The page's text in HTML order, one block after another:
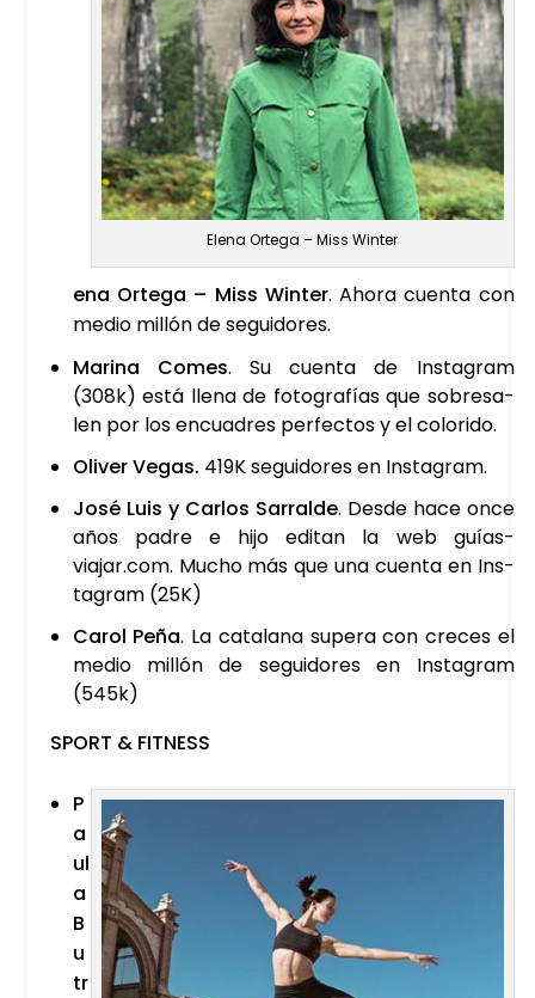
Ele­na Orte­ga – Miss Win­ter
e­na Orte­ga – Miss Win­ter. Aho­ra cuen­ta con
medio millón de segui­do­res.
Mari­na Comes. Su cuen­ta de Ins­ta­gram
(308k) está lle­na de foto­gra­fías que sobre­sa­
len por los encua­dres per­fec­tos y el colo­ri­do.
Oli­ver Vegas. 419K segui­do­res en Ins­ta­gram.
José Luis y Car­los Sarral­de. Des­de hace once
años padre e hijo edi­tan la web guías-
viajar.com. Mucho más que una cuen­ta en Ins­
ta­gram (25K)
Carol Peña. La cata­la­na supera con cre­ces el
medio millón de segui­do­res en Ins­ta­gram
(545k)
SPORT & FIT­NESS
P
a
u­l
a
B
u
tr